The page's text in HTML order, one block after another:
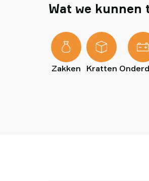
Wat we kunnen
Zakken Kratten